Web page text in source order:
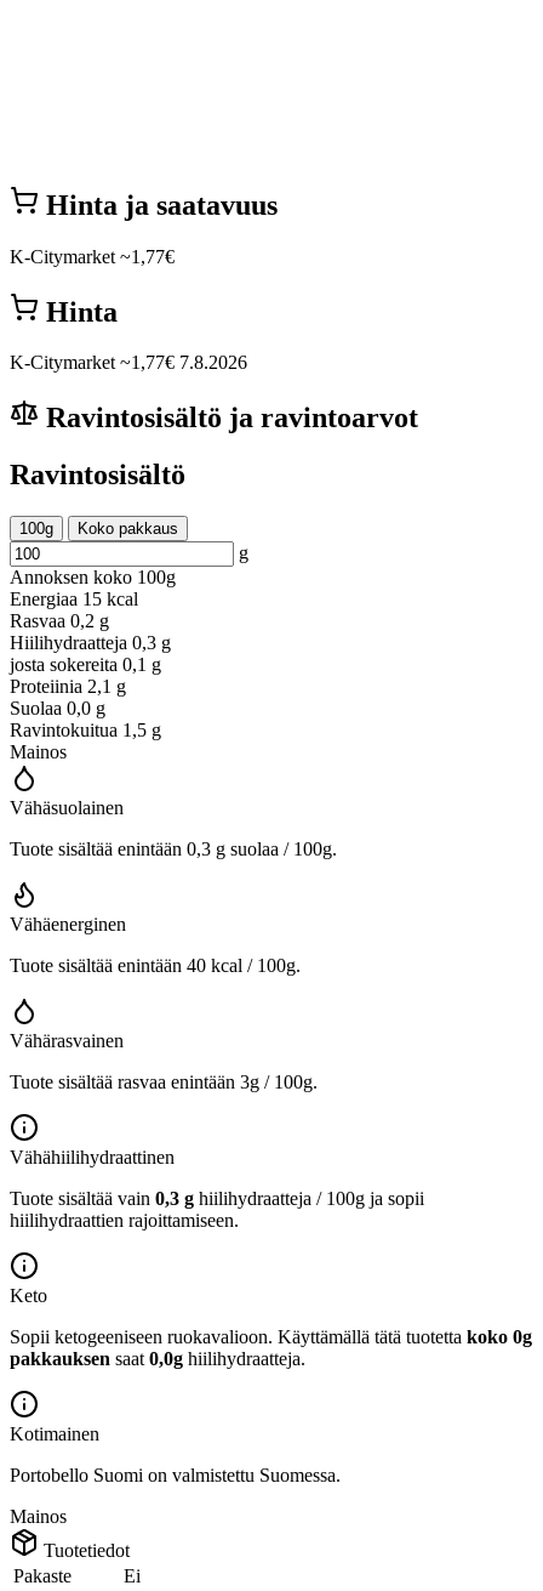
Hinta ja saatavuus
K-Citymarket ~1,77€
Hinta
K-Citymarket ~1,77€ 7.8.2026
Ravintosisältö ja ravintoarvot
Ravintosisältö
100g Koko pakkaus
g
Annoksen koko 100g
Energiaa 15 kcal
Rasvaa 0,2 g
Hiilihydraatteja 0,3 g
josta sokereita 0,1 g
Proteiinia 2,1 g
Suolaa 0,0 g
Ravintokuitua 1,5 g
Mainos
Vähäsuolainen
Tuote sisältää enintään 0,3 g suolaa / 100g.
Vähäenerginen
Tuote sisältää enintään 40 kcal / 100g.
Vähärasvainen
Tuote sisältää rasvaa enintään 3g / 100g.
Vähähiilihydraattinen
Tuote sisältää vain 0,3 g hiilihydraatteja / 100g ja sopii
hiilihydraattien rajoittamiseen.
Keto
Sopii ketogeeniseen ruokavalioon. Käyttämällä tätä tuotetta koko 0g
pakkauksen saat 0,0g hiilihydraatteja.
Kotimainen
Portobello Suomi on valmistettu Suomessa.
Mainos
Tuotetiedot
Pakaste
Ei